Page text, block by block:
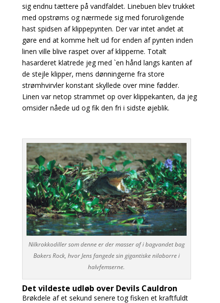
sig endnu tættere på vandfaldet. Linebuen blev trukket
med opstrøms og nærmede sig med foruroligende
hast spidsen af klippepynten. Der var intet andet at
gøre end at komme helt ud for enden af pynten inden
linen ville blive raspet over af klipperne. Totalt
hasarderet klatrede jeg med `en hånd langs kanten af
de stejle klipper, mens dønningerne fra store
strømhvirvler konstant skyllede over mine fødder.
Linen var netop strammet op over klippekanten, da jeg
omsider nåede ud og fik den fri i sidste øjeblik.
Nilkrokkodiller som denne er der masser af i bagvandet bag
Bakers Rock, hvor Jens fangede sin gigantiske nilaborre i
halvfemserne.
Det vildeste udløb over Devils Cauldron
Brøkdele af et sekund senere tog fisken et kraftfuldt